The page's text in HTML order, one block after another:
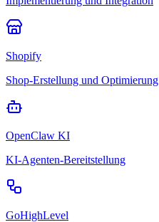
Shopify
Shop-Erstellung und Optimierung
OpenClaw KI
KI-Agenten-Bereitstellung
GoHighLevel